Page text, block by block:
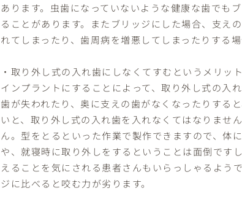
あります。虫歯になっていないような健康な歯でも
ることがあります。またブリッジにした場合、支え
れてしまったり、歯周病を増悪してしまったりする場
・取り外し式の入れ歯にしなくてすむというメリッ
インプラントにすることによって、取り外し式の入
歯が失われたり、奥に支えの歯がなくなったりする
いと、取り外し式の入れ歯を入れなくてはなりませ
ん。型をとるといった作業で製作できますので、体
や、就寝時に取り外しをするということは面倒です
えることを気にされる患者さんもいらっしゃるよう
ジに比べると咬む力が劣ります。